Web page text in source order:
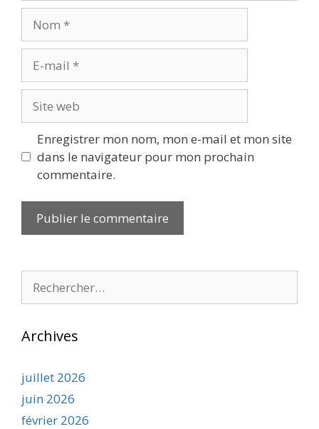
mail
web
Enregistrer mon nom, mon e-mail et mon site
dans le navigateur pour mon prochain
commentaire.
Archives
juillet 2026
juin 2026
février 2026